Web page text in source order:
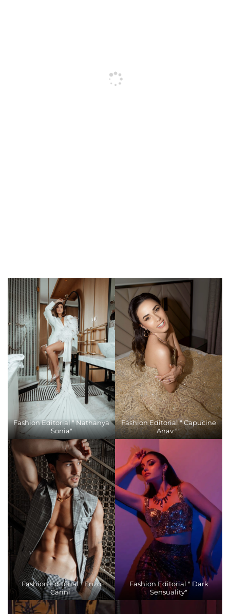
Fashion Editorial " Nathanya
Sonia"
Fashion Editorial " Capucine
Anav ""
Fashion Editorial " Enzo
Carini"
Fashion Editorial " Dark
Sensuality"